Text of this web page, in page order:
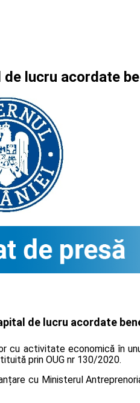
lucru acordate
de lucru acordate
cu activitate economică în
prin OUG nr 130/2020.
cu Ministerul